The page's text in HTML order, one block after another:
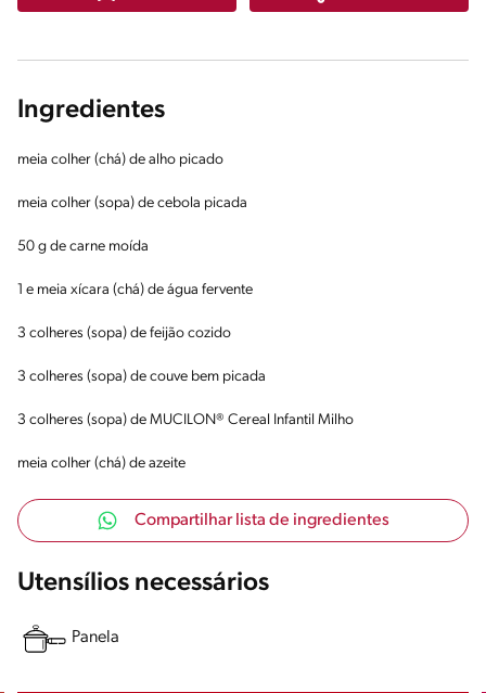
Ingredientes
meia colher (chá) de alho picado
meia colher (sopa) de cebola picada
50 g de carne moída
1 e meia xícara (chá) de água fervente
3 colheres (sopa) de feijão cozido
3 colheres (sopa) de couve bem picada
3 colheres (sopa) de MUCILON® Cereal Infantil Milho
meia colher (chá) de azeite
Compartilhar lista de ingredientes
Utensílios necessários
Panela